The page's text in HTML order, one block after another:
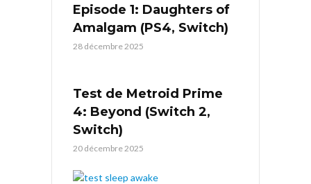
Episode 1: Daughters of
Amalgam (PS4, Switch)
28 décembre 2025
Test de Metroid Prime
4: Beyond (Switch 2,
Switch)
20 décembre 2025